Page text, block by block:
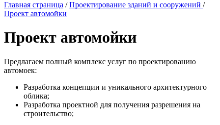
Главная страница / Проектирование зданий и сооружений /
Проект автомойки
Проект автомойки
Предлагаем полный комплекс услуг по проектированию
автомоек:
Разработка концепции и уникального архитектурного
облика;
Разработка проектной для получения разрешения на
строительство;